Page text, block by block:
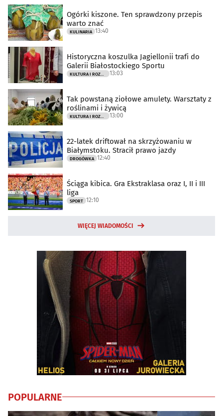
Ogórki kiszone. Ten sprawdzony przepis
warto znać
KULINARIA 13:40
Historyczna koszulka Jagiellonii trafi do
Galerii Białostockiego Sportu
KULTURA I ROZRYWKA 13:03
Tak powstaną ziołowe amulety. Warsztaty z
roślinami i żywicą
KULTURA I ROZRYWKA 13:00
22-latek driftował na skrzyżowaniu w
Białymstoku. Stracił prawo jazdy
DROGÓWKA 12:40
Ściąga kibica. Gra Ekstraklasa oraz I, II i III
liga
SPORT 12:10
WIĘCEJ WIADOMOŚCI
POPULARNE